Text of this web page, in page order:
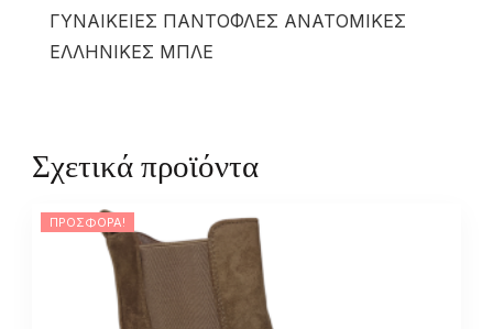
ΓΥΝΑΙΚΕΙΕΣ ΠΑΝΤΟΦΛΕΣ ΑΝΑΤΟΜΙΚΕΣ
ΕΛΛΗΝΙΚΕΣ ΜΠΛΕ
Σχετικά προϊόντα
ΠΡΟΣΦΟΡΆ!